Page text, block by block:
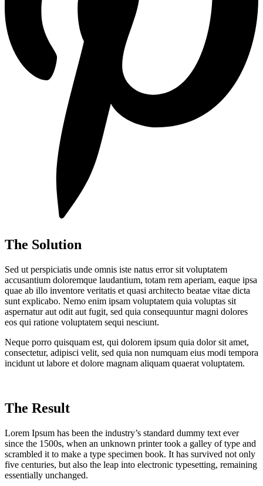
The Solution
Sed ut perspiciatis unde omnis iste natus error sit voluptatem
accusantium doloremque laudantium, totam rem aperiam, eaque ipsa
quae ab illo inventore veritatis et quasi architecto beatae vitae dicta
sunt explicabo. Nemo enim ipsam voluptatem quia voluptas sit
aspernatur aut odit aut fugit, sed quia consequuntur magni dolores
eos qui ratione voluptatem sequi nesciunt.
Neque porro quisquam est, qui dolorem ipsum quia dolor sit amet,
consectetur, adipisci velit, sed quia non numquam eius modi tempora
incidunt ut labore et dolore magnam aliquam quaerat voluptatem.
The Result
Lorem Ipsum has been the industry’s standard dummy text ever
since the 1500s, when an unknown printer took a galley of type and
scrambled it to make a type specimen book. It has survived not only
five centuries, but also the leap into electronic typesetting, remaining
essentially unchanged.